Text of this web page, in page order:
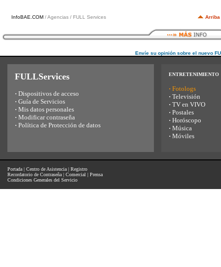
InfoBAE.COM / Agencias / FULL Services Arriba
Envíe su opinión sobre el nuevo
FULLServices
· Dispositivos de acceso
· Guía de Servicios
· Mis datos personales
· Modificar contraseña
· Política de Protección de datos
ENTRETENIMIENTO
· Fotologs
· Televisión
· TV en VIVO
· Postales
· Horóscopo
· Música
· Móviles
Portada | Centro de Asistencia | Registro
Recordatorio de Contraseña | Comercial | Prensa
Condiciones Generales del Servicio